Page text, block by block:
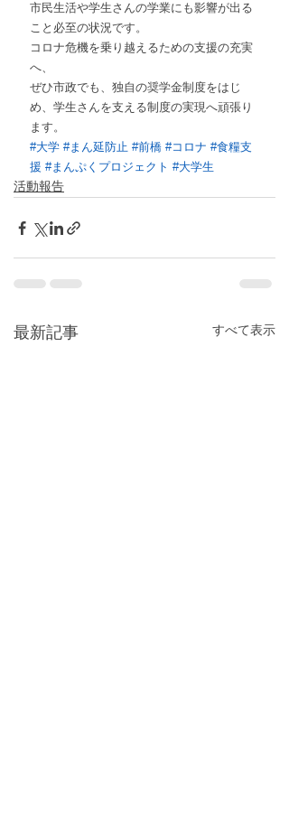
市民生活や学生さんの学業にも影響が出る
こと必至の状況です。
コロナ危機を乗り越えるための支援の充実
へ、
ぜひ市政でも、独自の奨学金制度をはじ
め、学生さんを支える制度の実現へ頑張り
ます。
#大学 #まん延防止 #前橋 #コロナ #食糧支
援 #まんぷくプロジェクト #大学生
活動報告
最新記事 すべて表示